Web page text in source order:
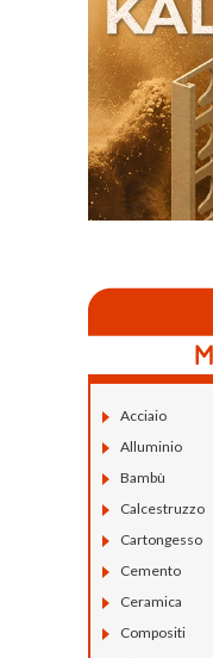
Acciaio
Alluminio
Bambù
Calcestruzzo
Cartongesso
Cemento
Ceramica
Compositi